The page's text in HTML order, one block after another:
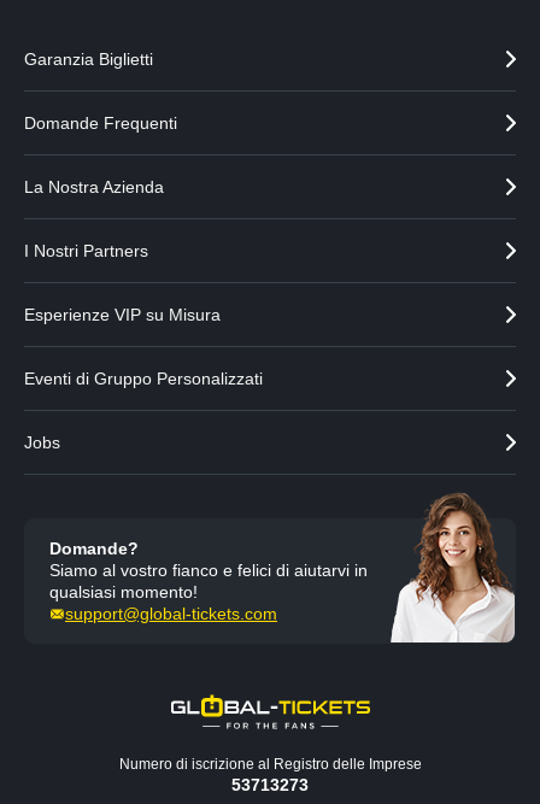
Garanzia Biglietti
Domande Frequenti
La Nostra Azienda
I Nostri Partners
Esperienze VIP su Misura
Eventi di Gruppo Personalizzati
Jobs
Domande?
Siamo al vostro fianco e felici di aiutarvi in
qualsiasi momento!
support@global-tickets.com
Numero di iscrizione al Registro delle Imprese
53713273